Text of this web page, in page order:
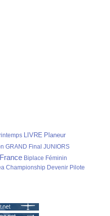
LIVRE Planeur
GRAND Final JUNIORS
France Biplace Féminin
Championship Devenir Pilote